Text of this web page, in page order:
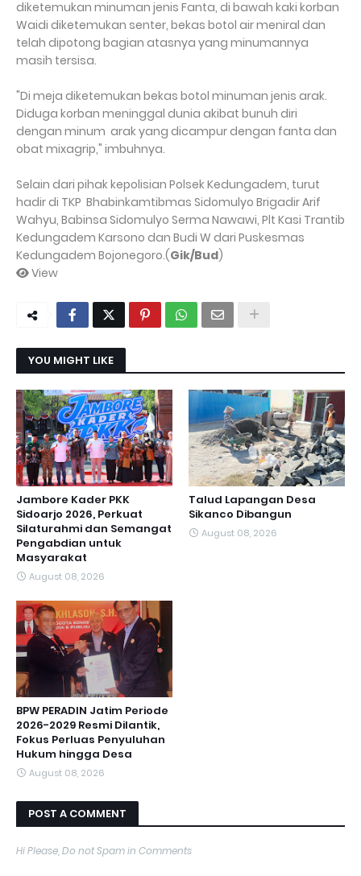
diketemukan minuman jenis Fanta, di bawah kaki korban
Waidi diketemukan senter, bekas botol air meniral dan
telah dipotong bagian atasnya yang minumannya
masih tersisa.
"Di meja diketemukan bekas botol minuman jenis arak.
Diduga korban meninggal dunia akibat bunuh diri
dengan minum arak yang dicampur dengan fanta dan
obat mixagrip," imbuhnya.
Selain dari pihak kepolisian Polsek Kedungadem, turut
hadir di TKP Bhabinkamtibmas Sidomulyo Brigadir Arif
Wahyu, Babinsa Sidomulyo Serma Nawawi, Plt Kasi Trantib
Kedungadem Karsono dan Budi W dari Puskesmas
Kedungadem Bojonegoro.(Gik/Bud)
View
YOU MIGHT LIKE
Jambore Kader PKK
Sidoarjo 2026, Perkuat
Silaturahmi dan Semangat
Pengabdian untuk
Masyarakat
August 08, 2026
Talud Lapangan Desa
Sikanco Dibangun
August 08, 2026
BPW PERADIN Jatim Periode
2026-2029 Resmi Dilantik,
Fokus Perluas Penyuluhan
Hukum hingga Desa
August 08, 2026
POST A COMMENT
Hi Please, Do not Spam in Comments